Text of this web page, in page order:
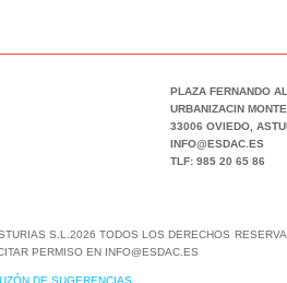
PLAZA FERNANDO
URBANIZACIN
33006 OVIEDO,
INFO@ESDAC.ES
TLF: 985 20 65 86
S.L.2026 TODOS LOS DERECHOS
PERMISO EN INFO@ESDAC.ES
DE SUGERENCIAS